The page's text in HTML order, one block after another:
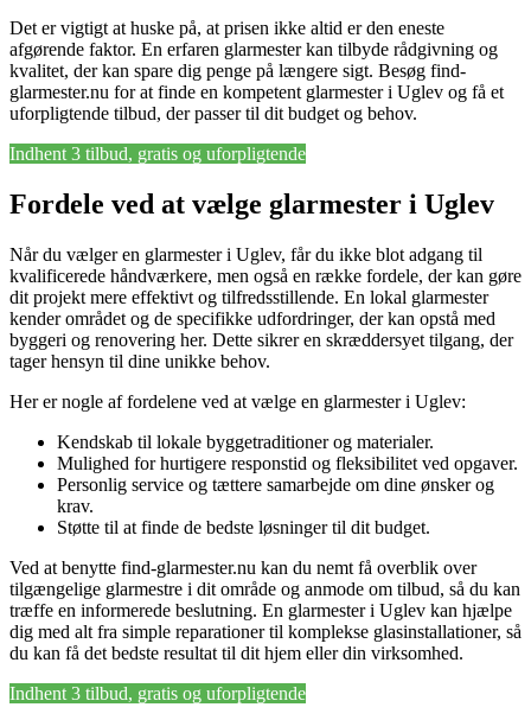
Det er vigtigt at huske på, at prisen ikke altid er den eneste
afgørende faktor. En erfaren glarmester kan tilbyde rådgivning og
kvalitet, der kan spare dig penge på længere sigt. Besøg find-
glarmester.nu for at finde en kompetent glarmester i Uglev og få et
uforpligtende tilbud, der passer til dit budget og behov.
Indhent 3 tilbud, gratis og uforpligtende
Fordele ved at vælge glarmester i Uglev
Når du vælger en glarmester i Uglev, får du ikke blot adgang til
kvalificerede håndværkere, men også en række fordele, der kan gøre
dit projekt mere effektivt og tilfredsstillende. En lokal glarmester
kender området og de specifikke udfordringer, der kan opstå med
byggeri og renovering her. Dette sikrer en skræddersyet tilgang, der
tager hensyn til dine unikke behov.
Her er nogle af fordelene ved at vælge en glarmester i Uglev:
Kendskab til lokale byggetraditioner og materialer.
Mulighed for hurtigere responstid og fleksibilitet ved opgaver.
Personlig service og tættere samarbejde om dine ønsker og
krav.
Støtte til at finde de bedste løsninger til dit budget.
Ved at benytte find-glarmester.nu kan du nemt få overblik over
tilgængelige glarmestre i dit område og anmode om tilbud, så du kan
træffe en informerede beslutning. En glarmester i Uglev kan hjælpe
dig med alt fra simple reparationer til komplekse glasinstallationer, så
du kan få det bedste resultat til dit hjem eller din virksomhed.
Indhent 3 tilbud, gratis og uforpligtende